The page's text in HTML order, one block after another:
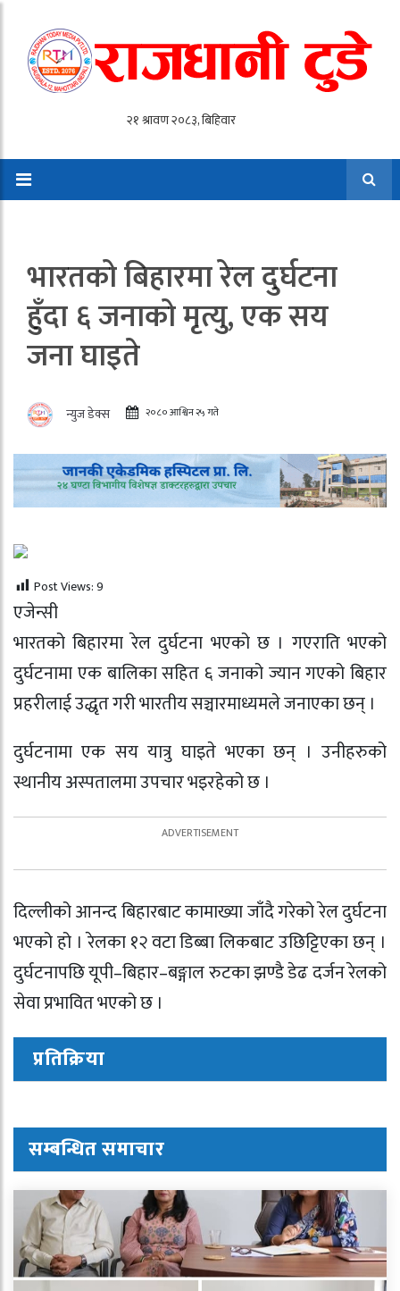
भारतको बिहारमा रेल दुर्घटना
हुँदा ६ जनाको मृत्यु, एक सय
जना घाइते
न्युज डेक्स २०८० आश्विन २५ गते
Post Views:9
एजेन्सी
भारतको बिहारमा रेल दुर्घटना भएको छ । गएराति भएको
दुर्घटनामा एक बालिका सहित ६ जनाको ज्यान गएको बिहार
प्रहरीलाई उद्धृत गरी भारतीय सञ्चारमाध्यमले जनाएका छन् ।
दुर्घटनामा एक सय यात्रु घाइते भएका छन् । उनीहरुको
स्थानीय अस्पतालमा उपचार भइरहेको छ ।
दिल्लीको आनन्द बिहारबाट कामाख्या जाँदै गरेको रेल दुर्घटना
भएको हो । रेलका १२ वटा डिब्बा लिकबाट उछिट्टिएका छन् ।
दुर्घटनापछि यूपी–बिहार–बङ्गाल रुटका झण्डै डेढ दर्जन रेलको
सेवा प्रभावित भएको छ ।
प्रतिक्रिया
सम्बन्धित समाचार